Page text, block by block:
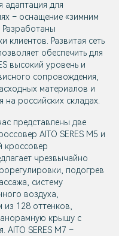
адаптация для
– оснащение «зимним
Разработаны
клиентов. Развитая сеть
обеспечить для
высокий уровень и
сопровождения,
материалов и
российских складах.
представлены две
AITO SERES M5 и
кроссовер
чрезвычайно
подогрев
систему
воздуха,
128 оттенков,
крышу с
AITO SERES M7 –